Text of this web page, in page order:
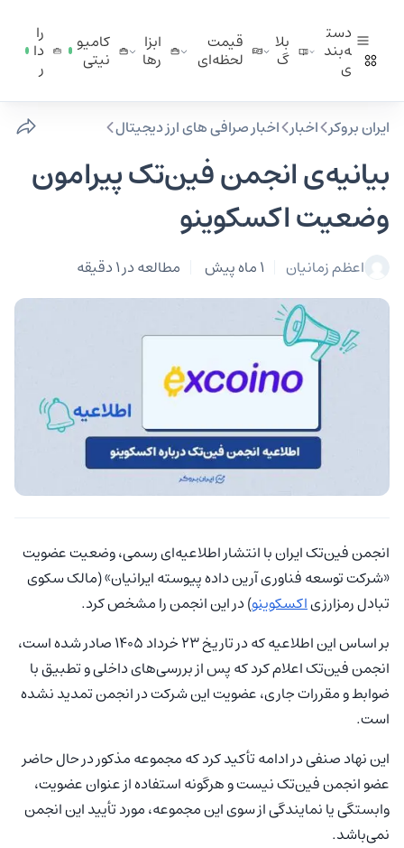
دست
ه‌بند
ی
بلا
گ
قیمت
لحظه‌ای
ابزا
ر‌ها
کامیو
نیتی
را
دا
ر
ایران بروکر اخبار اخبار صرافی‌ های ارز دیجیتال
بیانیه‌ی انجمن فین‌تک پیرامون
وضعیت اکسکوینو
اعظم زمانیان 1 ماه پیش مطالعه در 1 دقیقه
انجمن فین‌تک ایران با انتشار اطلاعیه‌ای رسمی، وضعیت عضویت
«شرکت توسعه فناوری آرین داده پیوسته ایرانیان» (مالک سکوی
تبادل رمزارزیاکسکوینو) در این انجمن را مشخص کرد.
بر اساس این اطلاعیه که در تاریخ ۲۳ خرداد ۱۴۰۵ صادر شده است،
انجمن فین‌تک اعلام کرد که پس از بررسی‌های داخلی و تطبیق با
ضوابط و مقررات جاری، عضویت این شرکت در انجمن تمدید نشده
است.
این نهاد صنفی در ادامه تأکید کرد که مجموعه مذکور در حال حاضر
عضو انجمن فین‌تک نیست و هرگونه استفاده از عنوان عضویت،
وابستگی یا نمایندگی از سوی این مجموعه، مورد تأیید این انجمن
نمی‌باشد.